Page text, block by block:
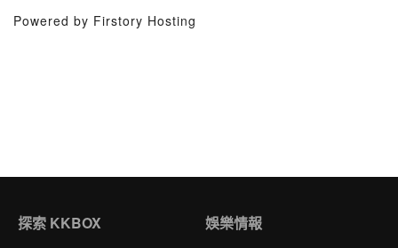
Powered by Firstory Hosting
探索 KKBOX 娛樂情報